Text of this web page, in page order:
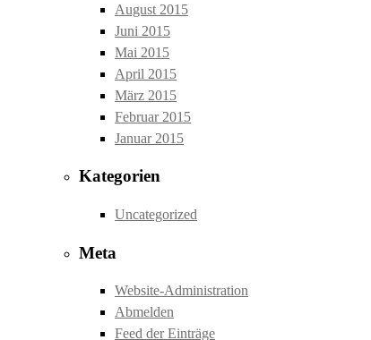
August 2015
Juni 2015
Mai 2015
April 2015
März 2015
Februar 2015
Januar 2015
Kategorien
Uncategorized
Meta
Website-Administration
Abmelden
Feed der Einträge